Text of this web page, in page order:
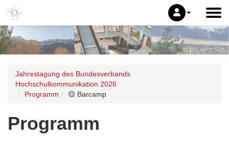
Jahrestagung des Bundesverbands
Hochschulkommunikation 2026
Programm
🟡 Barcamp
Programm